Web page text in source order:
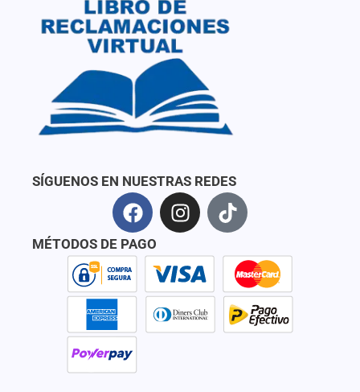
SÍGUENOS EN NUESTRAS REDES
F
a
c
e
o
k
I
n
t
a
g
r
T
i
t
o
k
MÉTODOS DE PAGO